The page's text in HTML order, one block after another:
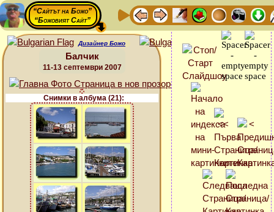
“Сайтът на Божо”
“Божовият Сайт”
Дизайнер Божо
Балчик
11-13 септември 2007
Снимки в албума (21):